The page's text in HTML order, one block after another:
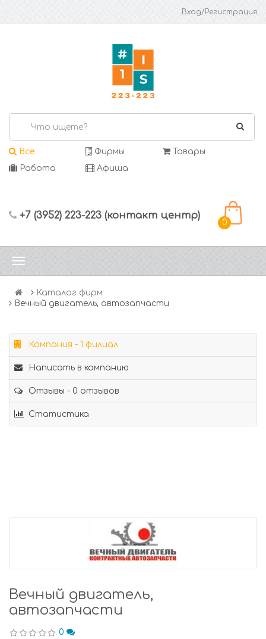
Вход/Регистрация
Все Фирмы
Товары
Работа
Афиша
+7 (3952) 223-223 (контакт центр)
0
Каталог фирм
Вечный двигатель, автозапчасти
Компания - 1 филиал
Написать в компанию
Отзывы - 0 отзывов
Статистика
Вечный двигатель,
автозапчасти
0